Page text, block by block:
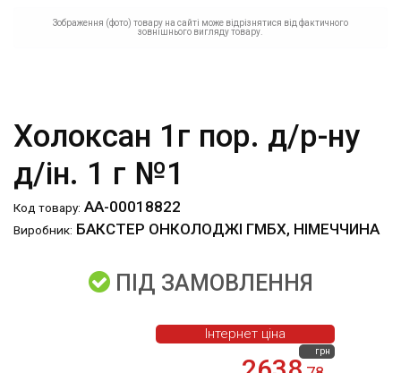
Зображення (фото) товару на сайті може відрізнятися від фактичного
зовнішнього вигляду товару.
Холоксан 1г пор. д/р-ну
д/ін. 1 г №1
Код товару: АА-00018822
Виробник: БАКСТЕР ОНКОЛОДЖІ ГМБХ, НІМЕЧЧИНА
ПІД ЗАМОВЛЕННЯ
грн
Інтернет ціна